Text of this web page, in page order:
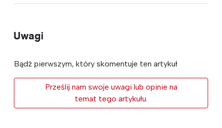
Uwagi
Bądź pierwszym, który skomentuje ten artykuł
Prześlij nam swoje uwagi lub opinie na
temat tego artykułu.